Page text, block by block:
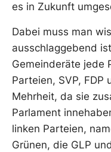
es in Zukunft
Dabei muss man
ausschlaggebend
Gemeinderäte jede
Parteien, SVP,
Mehrheit, da sie
Parlament
linken Parteien,
Grünen, die GLP